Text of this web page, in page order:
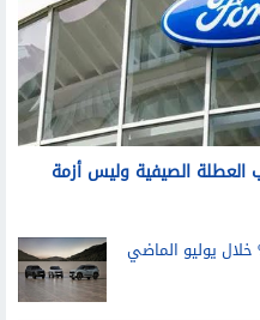
العطلة الصيفية وليس أزمة